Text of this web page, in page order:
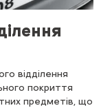
відділення
покриття
предметів, що